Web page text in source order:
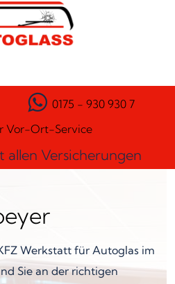
0175 - 930 930 7
Vor-Ort-Service
Versicherungen
Werkstatt für Autoglas im
Sie an der richtigen